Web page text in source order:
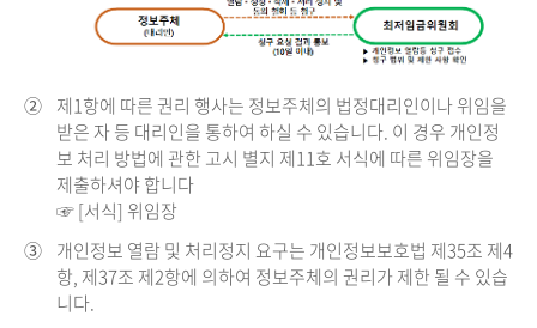
② 제1항에 따른 권리 행사는 정보주체의 법정대리인이나 위임을
받은 자 등 대리인을 통하여 하실 수 있습니다. 이 경우 개인정
보 처리 방법에 관한 고시 별지 제11호 서식에 따른 위임장을
제출하셔야 합니다
☞ [서식] 위임장
③ 개인정보 열람 및 처리정지 요구는 개인정보보호법 제35조 제4
항, 제37조 제2항에 의하여 정보주체의 권리가 제한 될 수 있습
니다.